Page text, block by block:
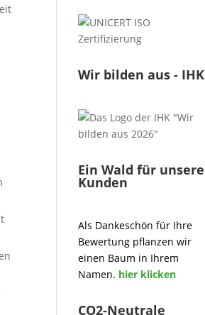
Wir bilden aus - IHK
Ein Wald für unsere
Kunden
Als Dankeschön für Ihre
Bewertung pflanzen wir
einen Baum in Ihrem
Namen. hier klicken
CO2-Neutrale